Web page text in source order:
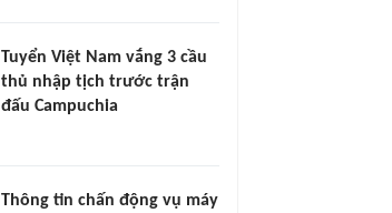
Tuyển Việt Nam vắng 3 cầu
thủ nhập tịch trước trận
đấu Campuchia
Thông tin chấn động vụ máy